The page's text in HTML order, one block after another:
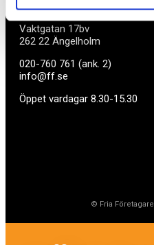
Vaktgatan 17bv
262 22 Ängelholm
020-760 761 (ank. 2)
info@ff.se
Öppet vardagar 8.30-15.30
© Fria Företagare